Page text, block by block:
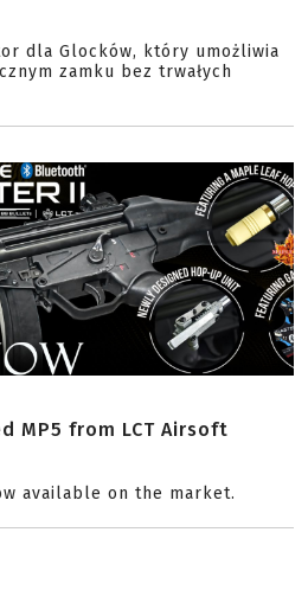
dla Glocków, który umożliwia
zamku bez trwałych
MP5 from LCT Airsoft
available on the market.